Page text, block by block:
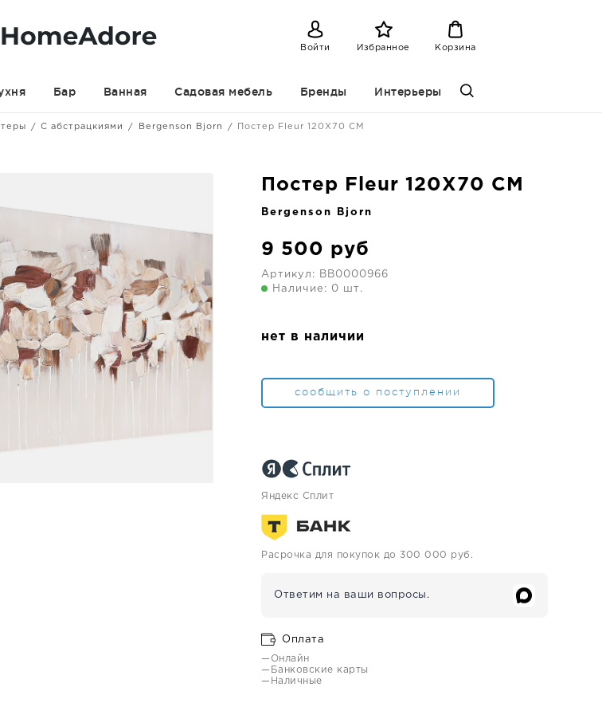
Войти Избранное Корзина
Бар Ванная Садовая мебель Бренды Интерьеры
С абстрацкиями Bergenson Bjorn Постер Fleur 120X70 CM
Постер Fleur 120X70 CM
Bergenson Bjorn
9 500 руб
Артикул:
BB0000966
Наличие: 0 шт.
нет в наличии
сообщить о поступлении
Яндекс Сплит
Расрочка для покупок до 300 000 руб.
Ответим на ваши вопросы.
Оплата
—Онлайн
—Банковские карты
—Наличные